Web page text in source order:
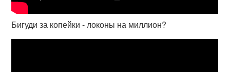
Бигуди за копейки - локоны на миллион?